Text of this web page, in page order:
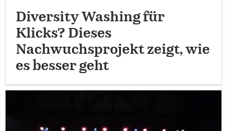
Diversity Washing für
Klicks? Dieses
Nachwuchsprojekt zeigt, wie
es besser geht